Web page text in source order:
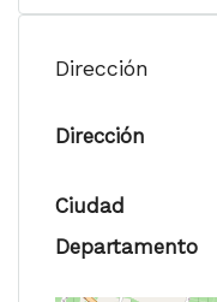
Dirección
Dirección
Ciudad
Departamento